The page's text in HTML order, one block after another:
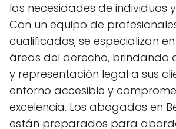
las necesidades de individuos
Con un equipo de
cualificados, se especializan
áreas del derecho, brindando
y representación legal a sus
entorno accesible y
excelencia. Los abogados en
están preparados para